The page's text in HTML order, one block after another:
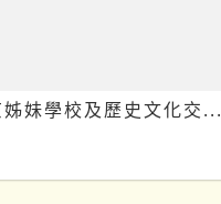
妹學校及歷史文化交...